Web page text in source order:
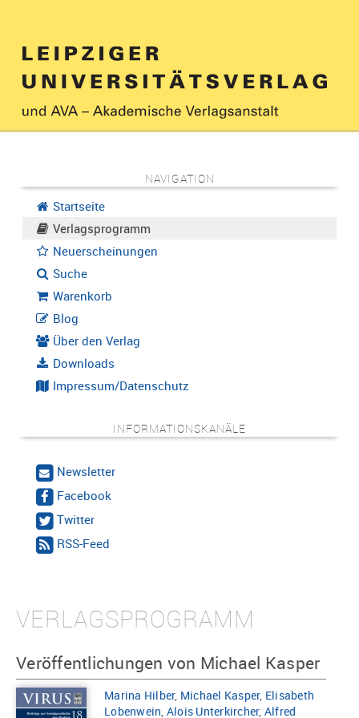
NAVIGATION
Startseite
Verlagsprogramm
Neuerscheinungen
Suche
Warenkorb
Blog
Über den Verlag
Downloads
Impressum/Datenschutz
INFORMATIONSKANÄLE
Newsletter
Facebook
Twitter
RSS-Feed
VERLAGSPROGRAMM
Veröffentlichungen von Michael Kasper
Marina Hilber, Michael Kasper, Elisabeth
Lobenwein, Alois Unterkircher, Alfred